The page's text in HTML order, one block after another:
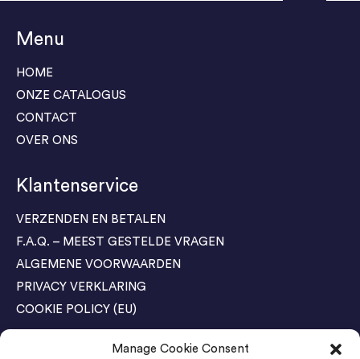
Manage Cookie Consent
Menu
HOME
ONZE CATALOGUS
CONTACT
OVER ONS
Klantenservice
VERZENDEN EN BETALEN
F.A.Q. – MEEST GESTELDE VRAGEN
ALGEMENE VOORWAARDEN
PRIVACY VERKLARING
COOKIE POLICY (EU)
Agenda Trade Shows